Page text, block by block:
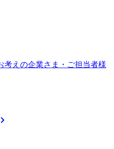
考えの企業さま・ご担当者様
